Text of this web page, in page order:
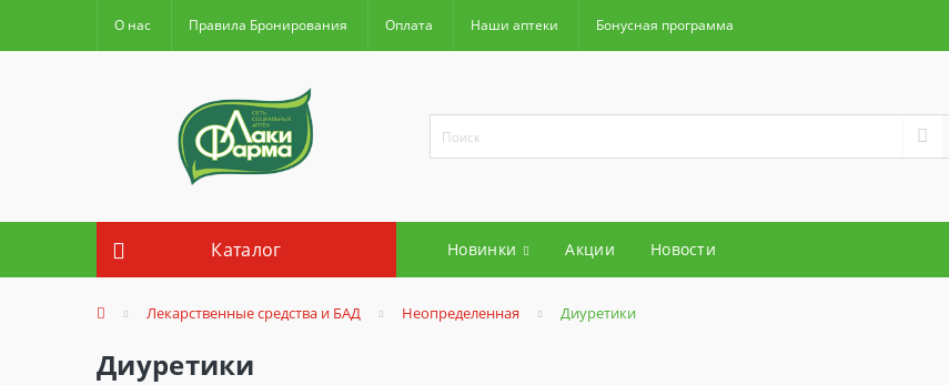
О нас Правила Бронирования Оплата Наши аптеки Бонусная программа
Каталог Новинки Акции Новости
Лекарственные средства и БАД Неопределенная Диуретики
Диуретики